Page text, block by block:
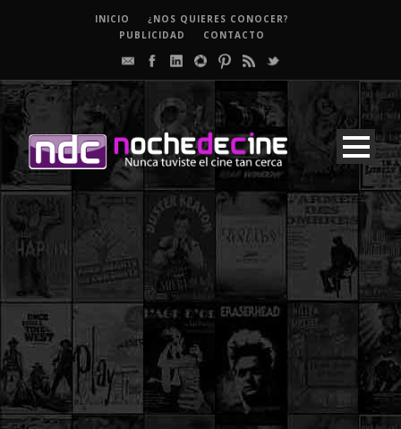
INICIO
¿NOS QUIERES CONOCER?
PUBLICIDAD
CONTACTO